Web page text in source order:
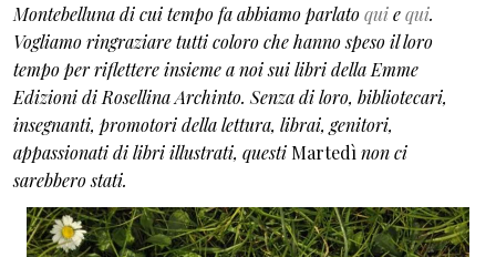
Montebelluna di cui tempo fa abbiamo parlatoquiequi.
Vogliamo ringraziare tutti coloro che hanno speso il loro
tempo per riflettere insieme a noi sui libri della Emme
Edizioni di Rosellina Archinto. Senza di loro, bibliotecari,
insegnanti, promotori della lettura, librai, genitori,
appassionati di libri illustrati, questi Martedì non ci
sarebbero stati.